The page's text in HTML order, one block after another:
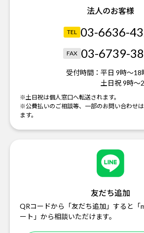
法人のお客様
TEL 03-6636-
FAX 03-6739-
受付時間： 平日 9時～18
土日祝 9時～
※土日祝は個人窓口へ転送されます。
※公費払いのご相談等、一部のお問い合わせ
ます。
友だち追加
QRコードから「友だち追加」すると「
ート」から相談いただけます。